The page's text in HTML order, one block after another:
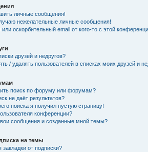
личные сообщения!
нежелательные личные сообщения!
оскорбительный email от кого-то с этой
друзей и недругов?
/ удалять пользователей в списках моих друзей и
поиск по форуму или форумам?
не даёт результатов?
поиска я получил пустую страницу!
конференции?
сообщения и созданные мной темы?
на темы
от подписки?